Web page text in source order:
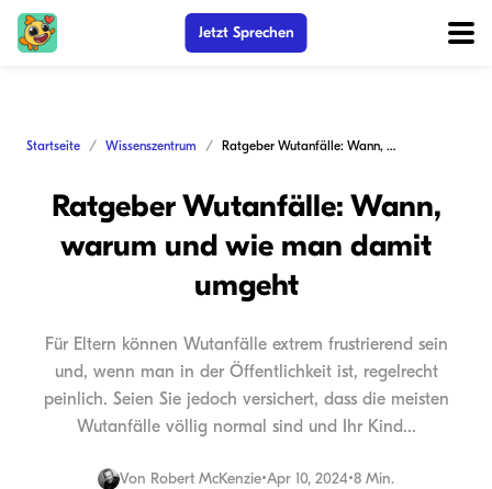
Jetzt Sprechen
Startseite Wissenszentrum Ratgeber Wutanfälle: Wann, warum und wie man damit umgeht
Ratgeber Wutanfälle: Wann,
warum und wie man damit
umgeht
Für Eltern können Wutanfälle extrem frustrierend sein
und, wenn man in der Öffentlichkeit ist, regelrecht
peinlich. Seien Sie jedoch versichert, dass die meisten
Wutanfälle völlig normal sind und Ihr Kind...
Von Robert McKenzie•Apr 10, 2024•8 Min.